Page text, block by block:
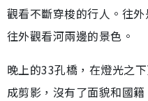
觀看不斷穿梭的行人。往
往外觀看河兩邊的景色。
晚上的33孔橋，在燈光之
成剪影，沒有了面貌和國